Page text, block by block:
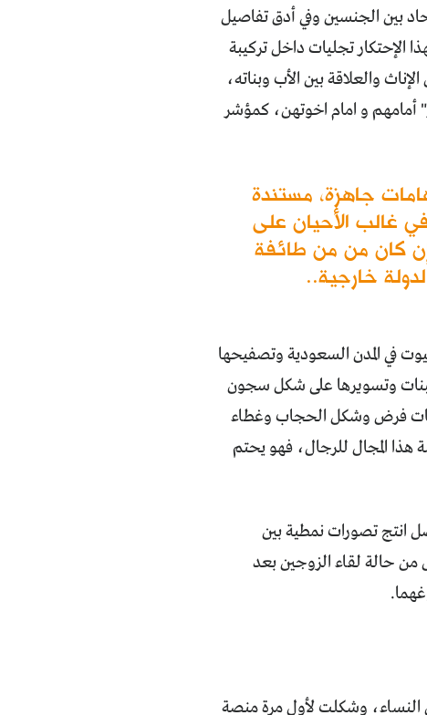
بين الجنسين وفي أدق تفاصيل
الإحتكار تجليات داخل تركيبة
والعلاقة بين الأب وبناته،
أمامهم و امام اخوتهن، كمؤشر
جاهزة، مستندة
غالب الأحيان على
كان من من طائفة
خارجية..
في المدن السعودية وتصفيحها
وتسويرها على شكل سجون
فرض وشكل الحجاب وغطاء
المجال للرجال، فهو يحتم
انتج تصورات نمطية بين
من حالة لقاء الزوجين بعد
النساء، وشكلت لأول مرة منصة